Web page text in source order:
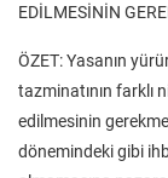
EDİLMESİNİN
ÖZET: Yasanın
tazminatının farklı
edilmesinin
dönemindeki gibi